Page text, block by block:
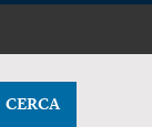
CERCA